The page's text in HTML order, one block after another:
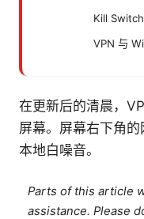
Kill
VPN 与
在更新后的清晨，
屏幕。屏幕右下角
本地白噪音。
Parts of this article
assistance. Please